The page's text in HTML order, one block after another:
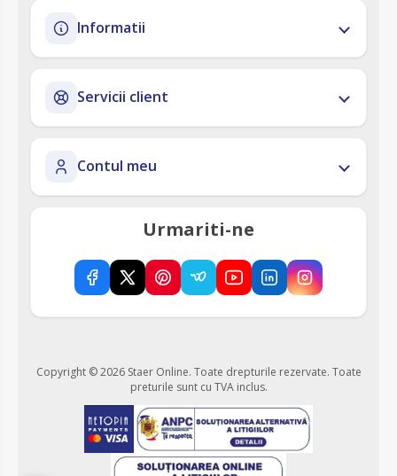
Informatii
Servicii client
Contul meu
Urmariti-ne
Copyright © 2026 Staer Online. Toate drepturile rezervate. Toate
preturile sunt cu TVA inclus.